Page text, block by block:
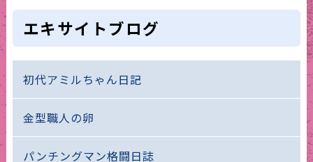
エキサイトブログ
初代アミルちゃん日記
金型職人の卵
パンチングマン格闘日誌